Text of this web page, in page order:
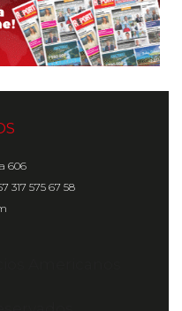
606
317 575 67 58